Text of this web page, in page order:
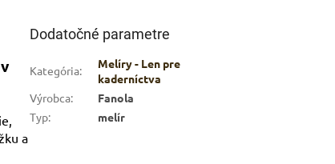
a
Dodatočné parametre
Kategória:
Melíry - Len pre
kaderníctva
Výrobca:
Fanola
Typ: melír
poradca
profesionálnej vlasovej kozmetiky 🙂